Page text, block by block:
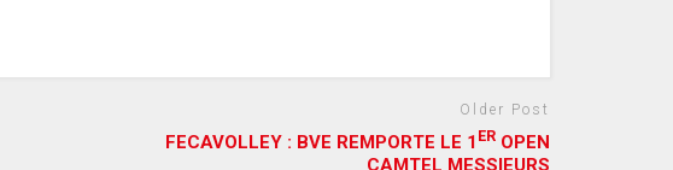
Older Post
FECAVOLLEY : BVE REMPORTE LE 1 EROPEN
CAMTEL MESSIEURS